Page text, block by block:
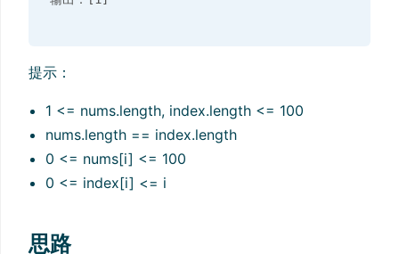
提示：
1 <= nums.length, index.length <= 100
nums.length == index.length
0 <= nums[i] <= 100
0 <= index[i] <= i
思路